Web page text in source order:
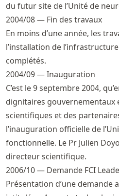
du futur site de l’Unité de
2004/08 — Fin des travaux
En moins d’une année, les
l’installation de
complétés.
2004/09 — Inauguration
C’est le 9 septembre 2004,
dignitaires gouvernementaux
scientifiques et des
l’inauguration officielle de
fonctionnelle. Le Pr Julien
directeur scientifique.
2006/10 — Demande FCI
Présentation d’une demande